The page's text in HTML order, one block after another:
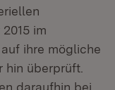
im
ihre mögliche
hin überprüft.
daraufhin bei